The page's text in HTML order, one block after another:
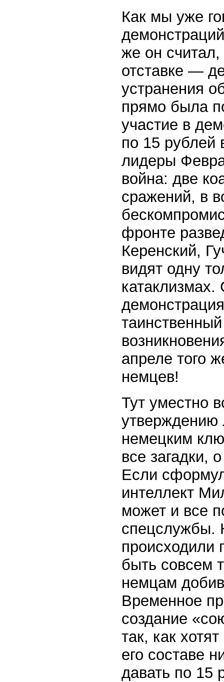
Как мы уже
же он
отставке —
устранения
прямо была
участие в
по 15 рублей
лидеры
война: две
сражений, в
фронте
Керенский,
видят одну
апреле того
немцев!
Тут уместно
утверждению
немецким
все загадки,
Если
интеллект
может и все
спецслужбы.
происходили
быть совсем
немцам
Временное
создание
так, как
его составе
давать по 15